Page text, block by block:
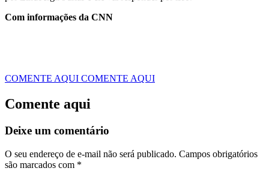
Com informações da CNN
COMENTE AQUI COMENTE AQUI
Comente aqui
Deixe um comentário
O seu endereço de e-mail não será publicado. Campos obrigatórios
são marcados com *